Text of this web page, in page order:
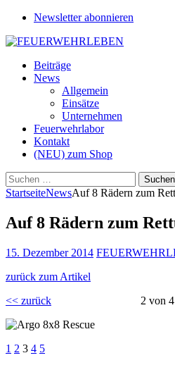
Newsletter abonnieren
Beiträge
News
Allgemein
Einsätze
Unternehmen
Feuerwehrlabor
Kontakt
(NEU) zum Shop
Suchen
nach:
StartseiteNewsAuf 8 Rädern zum
Auf 8 Rädern zum
15. Dezember 2014
zurück zum Artikel
<< zurück
2 von 4
1 2 3 4 5